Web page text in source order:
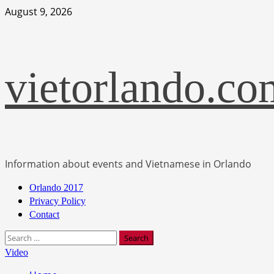
Skip
August 9, 2026
Information about events and Vietnamese in Orlando
Primary
Menu
Orlando 2017
Privacy Policy
Contact
Search
for:
Video